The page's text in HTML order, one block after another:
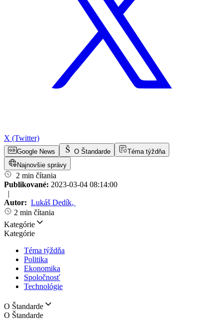
X (Twitter)
Google News O Štandarde
Téma týždňa
Najnovšie správy
2 min čítania
Publikované: 2023-03-04 08:14:00
|
Autor: Lukáš Dedík,
2 min čítania
Kategórie
Kategórie
Téma týždňa
Politika
Ekonomika
Spoločnosť
Technológie
O Štandarde
O Štandarde